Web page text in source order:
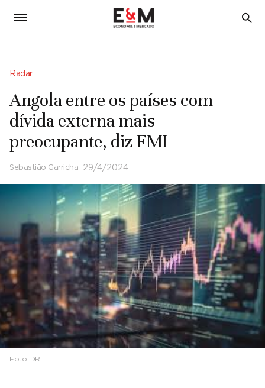
5
Radar
Angola entre os países com
dívida externa mais
preocupante, diz FMI
Sebastião Garricha 29/4/2024
Foto: DR